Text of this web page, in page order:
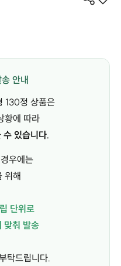
안내
130정 상품은
황에 따라
수 있습니다.
우에는
위해
단위로
맞춰 발송
탁드립니다.